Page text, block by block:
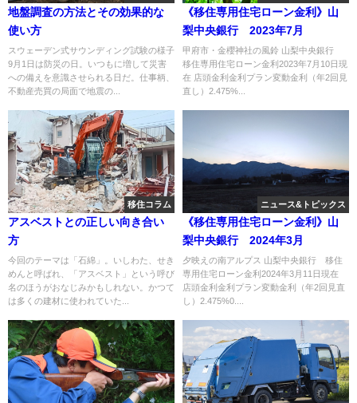
地盤調査の方法とその効果的な
使い方
スウェーデン式サウンディング試験の様子
9月1日は防災の日。いつもに増して災害
への備えを意識させられる日だ。仕事柄、
不動産売買の局面で地震の...
《移住専用住宅ローン金利》山
梨中央銀行 2023年7月
甲府市・金櫻神社の風鈴 山梨中央銀行
移住専用住宅ローン金利2023年7月10日現
在 店頭金利金利プラン変動金利（年2回見
直し）2.475%...
移住コラム
アスベストとの正しい向き合い
方
今回のテーマは「石綿」。いしわた、せき
めんと呼ばれ、「アスベスト」という呼び
名のほうがおなじみかもしれない。かつて
は多くの建材に使われていた...
ニュース&トピックス
《移住専用住宅ローン金利》山
梨中央銀行 2024年3月
夕映えの南アルプス 山梨中央銀行 移住
専用住宅ローン金利2024年3月11日現在
店頭金利金利プラン変動金利（年2回見直
し）2.475%0....